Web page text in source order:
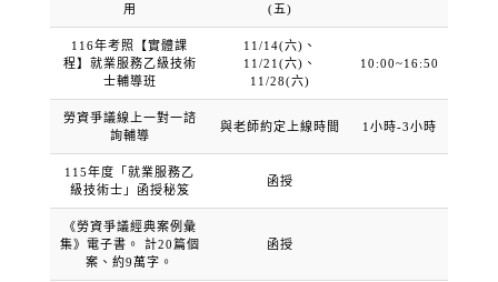
用
(五)
116年考照【實體課
程】就業服務乙級技術
士輔導班
11/14(六)、
11/21(六)、
11/28(六)
10:00~16:50
勞資爭議線上一對一諮
詢輔導
與老師約定上線時間 1小時-3小時
115年度「就業服務乙
級技術士」函授秘笈
函授
《勞資爭議經典案例彙
集》電子書。 計20篇個
案、約9萬字。
函授